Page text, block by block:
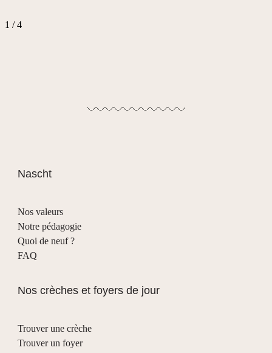
1 /4
Nascht
Nos valeurs
Notre pédagogie
Quoi de neuf ?
FAQ
Nos crèches et foyers de jour
Trouver une crèche
Trouver un foyer